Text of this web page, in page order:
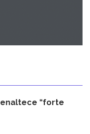
enaltece “forte